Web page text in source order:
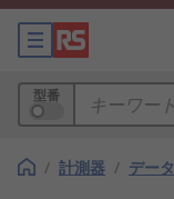
型番
/ 計測器 / デー